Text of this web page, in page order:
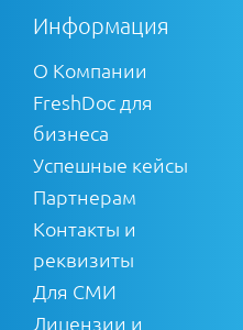
Информация
О Компании
FreshDoc для
бизнеса
Успешные кейсы
Партнерам
Контакты и
реквизиты
Для СМИ
Лицензии и